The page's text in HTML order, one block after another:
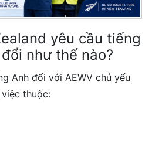
yêu cầu tiếng
như thế nào?
Anh đối với AEWV chủ yếu
thuộc: